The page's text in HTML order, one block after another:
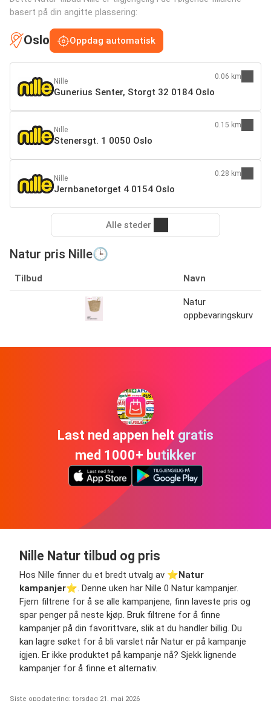
basert på din angitte plassering:
Oslo Oppdag automatisk
Nille
Gunerius Senter, Storgt 32 0184 Oslo
0.06 km
Nille
Stenersgt. 1 0050 Oslo
0.15 km
Nille
Jernbanetorget 4 0154 Oslo
0.28 km
Alle steder
Natur pris Nille🕒
Tilbud Navn
Natur
oppbevaringskurv
Last ned appen helt gratis
med 1000+ butikker
Nille Natur tilbud og pris
Hos Nille finner du et bredt utvalg av ⭐️Natur
kampanjer⭐️. Denne uken har Nille 0 Natur kampanjer.
Fjern filtrene for å se alle kampanjene, finn laveste pris og
spar penger på neste kjøp. Bruk filtrene for å finne
kampanjer på din favorittvare, slik at du handler billig. Du
kan lagre søket for å bli varslet når Natur er på kampanje
igjen. Er ikke produktet på kampanje nå? Sjekk lignende
kampanjer for å finne et alternativ.
Siste oppdatering: torsdag 21. mai 2026